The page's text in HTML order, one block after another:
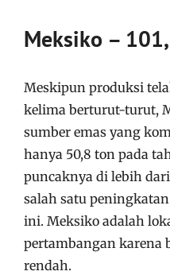
Meksiko –
Meskipun produksi
kelima berturut-turut,
sumber emas yang
hanya 50,8 ton pada
puncaknya di lebih dari
salah satu
ini. Meksiko adalah
pertambangan karena
rendah.